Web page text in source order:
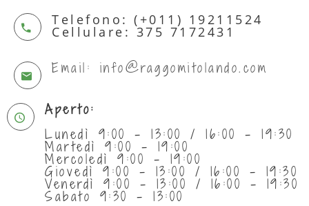
Telefono: (+011) 19211524
Cellulare: 375 7172431
Email: info@raggomitolando.com
Aperto:
Lunedì 9:00 - 13:00 / 16:00 - 19:30
Martedì 9:00 - 19:00
Mercoledì 9:00 - 19:00
Giovedì 9:00 - 13:00 / 16:00 - 19:30
Venerdì 9:00 - 13:00 / 16:00 - 19:30
Sabato 9:30 - 13:00